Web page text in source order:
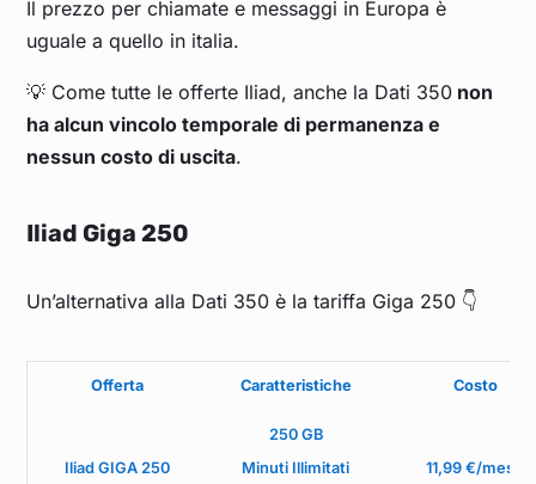
Il prezzo per chiamate e messaggi in Europa è
uguale a quello in italia.
💡 Come tutte le offerte Iliad, anche la Dati 350 non
ha alcun vincolo temporale di permanenza e
nessun costo di uscita.
Iliad Giga 250
Un’alternativa alla Dati 350 è la tariffa Giga 250 👇
Offerta Caratteristiche Costo
Iliad GIGA 250
250 GB
Minuti Illimitati
11,99 €/mese